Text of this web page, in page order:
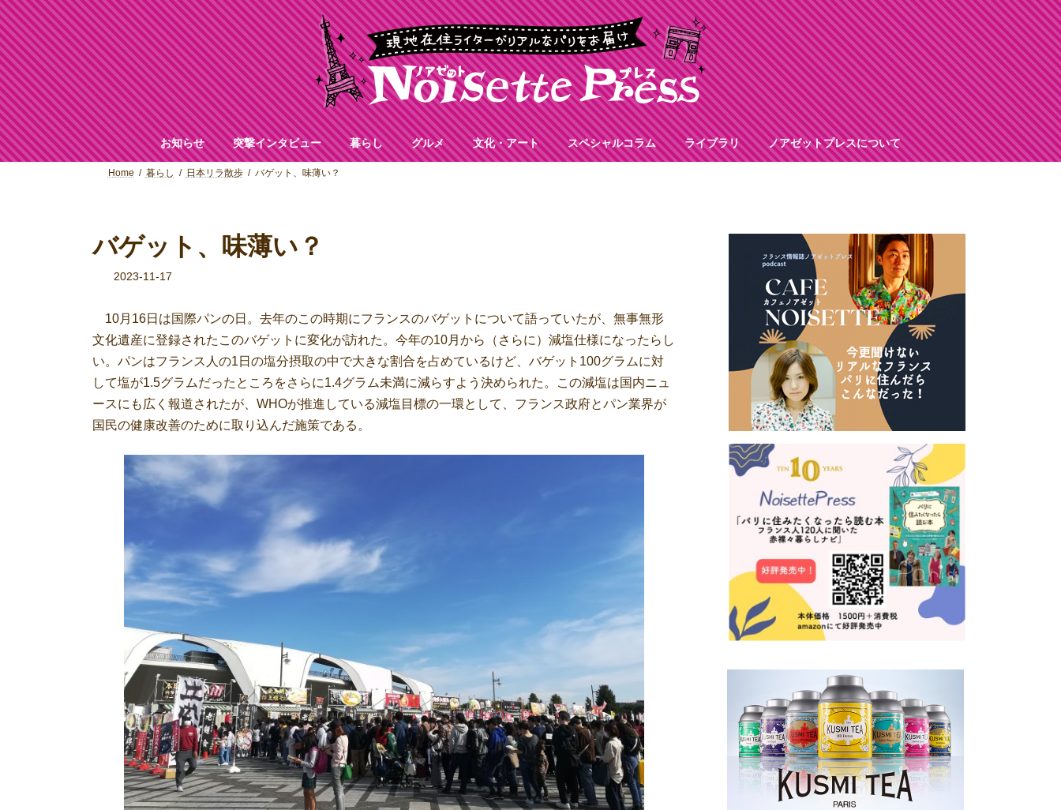
コ
ン
テ
ン
ツ
へ
ス
キ
ッ
プ
ナ
ビ
ゲ
ー
シ
ョ
ン
に
移
動
お知らせ 突撃インタビュー 暮らし グルメ 文化・アート スペシャルコラム ライブラリ ノアゼットプレスについて
Home 暮らし 日本リラ散歩 バゲット、味薄い？
バゲット、味薄い？
2023-11-17
10月16日は国際パンの日。去年のこの時期にフランスのバゲットについて語っていたが、無事無形
文化遺産に登録されたこのバゲットに変化が訪れた。今年の10月から（さらに）減塩仕様になったらし
い。パンはフランス人の1日の塩分摂取の中で大きな割合を占めているけど、バゲット100グラムに対
して塩が1.5グラムだったところをさらに1.4グラム未満に減らすよう決められた。この減塩は国内ニュ
ースにも広く報道されたが、WHOが推進している減塩目標の一環として、フランス政府とパン業界が
国民の健康改善のために取り込んだ施策である。